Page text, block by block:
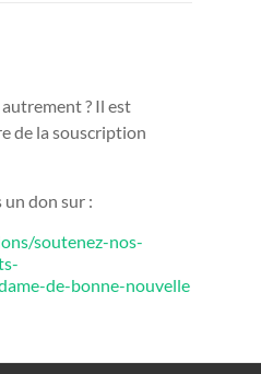
? Il est
de la souscription
don sur :
soutenez-nos-
de-bonne-nouvelle